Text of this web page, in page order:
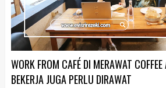
WORK FROM CAFÉ DI MERAWAT
BEKERJA JUGA PERLU DIRAWAT